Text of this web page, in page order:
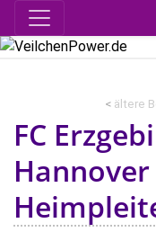
< ältere
FC